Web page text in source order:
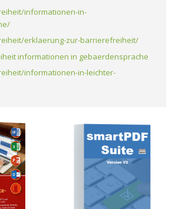
informationen-in-
erklaerung-zur-barrierefreiheit/
informationen in gebaerdensprache
informationen-in-leichter-